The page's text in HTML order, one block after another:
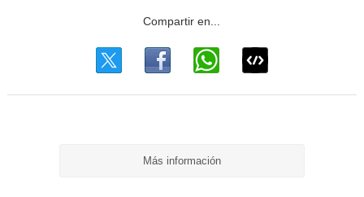
Más información